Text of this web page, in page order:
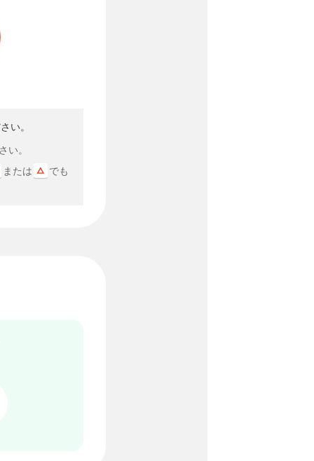
い。
い。
または
でも